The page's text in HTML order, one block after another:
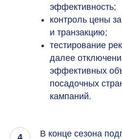
эффективность;
контроль цены
и транзакцию;
тестирование
далее
эффективных
посадочных
кампаний.
В конце сезона